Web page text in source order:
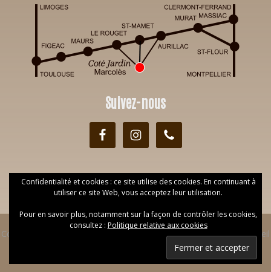
Suivez-nous
Confidentialité et cookies : ce site utilise des cookies. En continuant à
utiliser ce site Web, vous acceptez leur utilisation.
Pour en savoir plus, notamment sur la façon de contrôler les cookies,
consultez : Politique relative aux cookies
Copyright © 2026 Institut Côté Jardin ·réalisé par Web DP·Accueil
·CVG· Contact